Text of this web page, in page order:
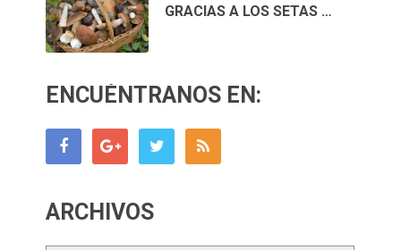
GRACIAS A LOS SETAS …
ENCUÉNTRANOS EN:
ARCHIVOS